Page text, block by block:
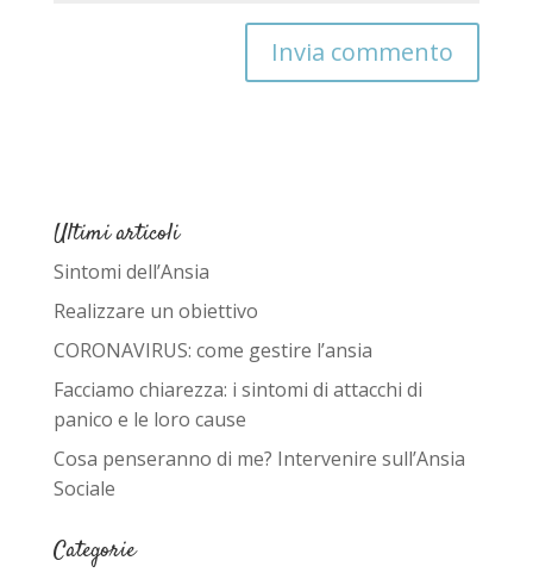
Ultimi articoli
Sintomi dell’Ansia
Realizzare un obiettivo
CORONAVIRUS: come gestire l’ansia
Facciamo chiarezza: i sintomi di attacchi di
panico e le loro cause
Cosa penseranno di me? Intervenire sull’Ansia
Sociale
Categorie